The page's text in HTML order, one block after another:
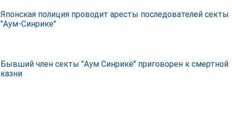
Японская полиция проводит аресты последователей секты
"Аум-Синрике"
Бывший член секты "Аум Синрикё" приговорен к смертной
казни